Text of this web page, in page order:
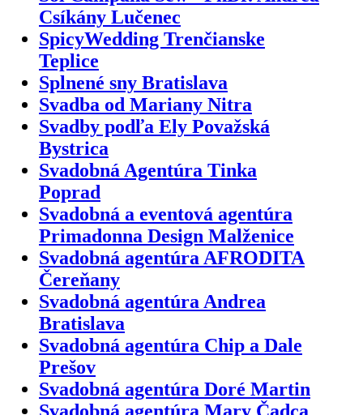
Csíkány Lučenec
SpicyWedding Trenčianske
Teplice
Splnené sny Bratislava
Svadba od Mariany Nitra
Svadby podľa Ely Považská
Bystrica
Svadobná Agentúra Tinka
Poprad
Svadobná a eventová agentúra
Primadonna Design Malženice
Svadobná agentúra AFRODITA
Čereňany
Svadobná agentúra Andrea
Bratislava
Svadobná agentúra Chip a Dale
Prešov
Svadobná agentúra Doré Martin